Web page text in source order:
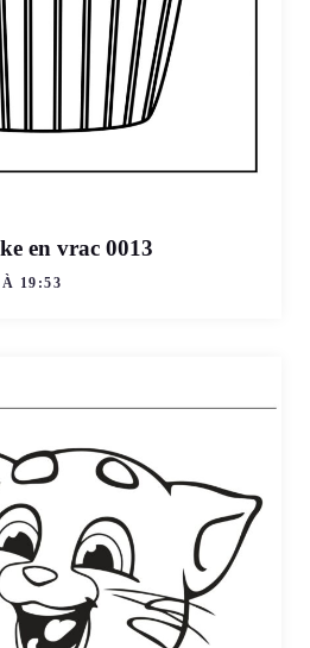
en vrac 0013
19:53